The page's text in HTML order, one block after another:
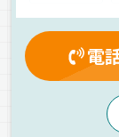
厚生年金
資格取得制度
個店配送
中
飲料水
電